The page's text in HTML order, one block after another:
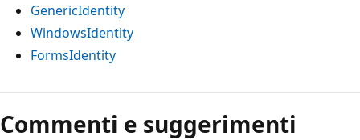
GenericIdentity
WindowsIdentity
FormsIdentity
Commenti e suggerimenti